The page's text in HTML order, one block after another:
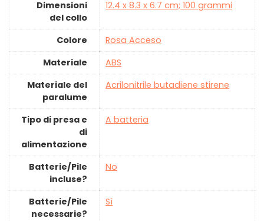
Dimensioni
del collo
‎12.4 x 8.3 x 6.7 cm; 100 grammi
Colore
‎Rosa Acceso
Materiale
‎ABS
Materiale del
paralume
‎Acrilonitrile butadiene stirene
Tipo di presa e
di
alimentazione
‎A batteria
Batterie/Pile
incluse?
‎No
Batterie/Pile
necessarie?
‎Sì